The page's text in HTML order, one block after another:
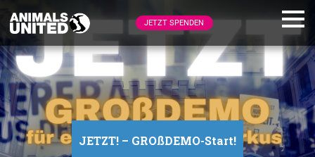
JETZT SPENDEN
JETZT! – GROßDEMO-Start!